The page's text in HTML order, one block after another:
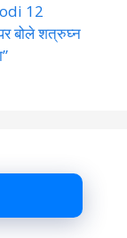
12
बोले शत्रुघ्न